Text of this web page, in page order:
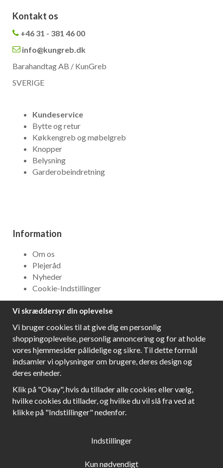
Kontakt os
+46 31 - 381 46 00
info@kungreb.dk
Barahandtag AB / KunGreb
SVERIGE
Kundeservice
Bytte og retur
Køkkengreb og møbelgreb
Knopper
Belysning
Garderobeindretning
Information
Om os
Plejeråd
Nyheder
Cookie-Indstillinger
NYHEDSBREV
Få bedste tilbud og\r spændende nye produkter!
Vi skræddersyr din oplevelse
Vi bruger cookies til at give dig en personlig
shoppingoplevelse, personlig annoncering og for at holde
vores hjemmesider pålidelige og sikre. Til dette formål
indsamler vi oplysninger om brugere, deres design og
deres enheder.
Klik på "Okay", hvis du tillader alle cookies eller vælg,
hvilke cookies du tillader, og hvilke du vil slå fra ved at
klikke på "Indstillinger" nedenfor.
Indstillinger
Kun nødvendigt